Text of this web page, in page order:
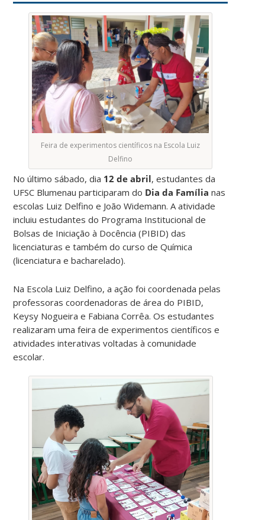
Feira de experimentos científicos na Escola Luiz
Delfino
No último sábado, dia 12 de abril, estudantes da
UFSC Blumenau participaram do Dia da Família nas
escolas Luiz Delfino e João Widemann. A atividade
incluiu estudantes do Programa Institucional de
Bolsas de Iniciação à Docência (PIBID) das
licenciaturas e também do curso de Química
(licenciatura e bacharelado).
Na Escola Luiz Delfino, a ação foi coordenada pelas
professoras coordenadoras de área do PIBID,
Keysy Nogueira e Fabiana Corrêa. Os estudantes
realizaram uma feira de experimentos científicos e
atividades interativas voltadas à comunidade
escolar.